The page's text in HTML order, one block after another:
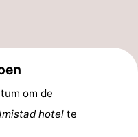
om de
hotel te